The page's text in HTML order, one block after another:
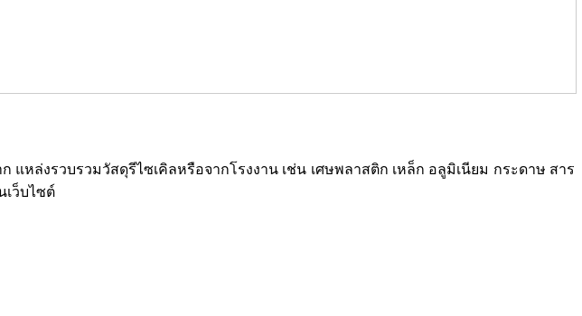
แหล่งรวบรวมวัสดุรีไซเคิลหรือจากโรงงาน เช่น เศษพลาสติก เหล็ก อลูมิเนียม กระดาษ สาร
เว็บไซต์